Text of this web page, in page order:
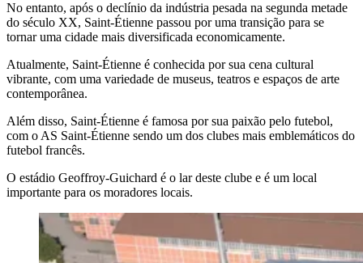
No entanto, após o declínio da indústria pesada na segunda metade
do século XX, Saint-Étienne passou por uma transição para se
tornar uma cidade mais diversificada economicamente.
Atualmente, Saint-Étienne é conhecida por sua cena cultural
vibrante, com uma variedade de museus, teatros e espaços de arte
contemporânea.
Além disso, Saint-Étienne é famosa por sua paixão pelo futebol,
com o AS Saint-Étienne sendo um dos clubes mais emblemáticos do
futebol francês.
O estádio Geoffroy-Guichard é o lar deste clube e é um local
importante para os moradores locais.